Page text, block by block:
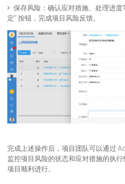
保存风险：确认应对措施、处理进度
定” 按钮，完成项目风险反馈。
完成上述操作后，项目团队可以通过
监控项目风险的状态和应对措施的执
项目顺利进行。